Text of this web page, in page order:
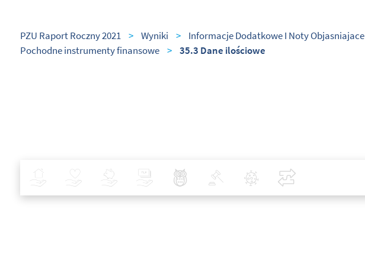
PZU Raport Roczny 2021 > Wyniki > Informacje Dodatkowe I Noty Objasniajace
Pochodne instrumenty finansowe
> 35.3 Dane ilościowe
Zdrowie Inwestycje Bankowość Najlepsze Praktyki
Polityka Covid-19